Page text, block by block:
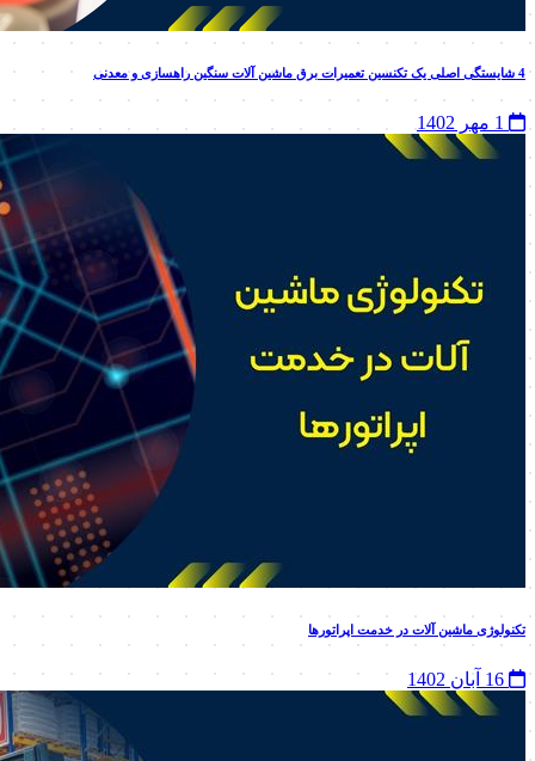
4 شایستگی اصلی یک تکنسین تعمیرات برق ماشین آلات سنگین راهسازی و معدنی
تکنولوژی ماشین‌ آلات در خدمت اپراتورها